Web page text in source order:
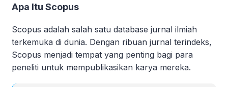
Apa Itu Scopus
Scopus adalah salah satu database jurnal ilmiah
terkemuka di dunia. Dengan ribuan jurnal terindeks,
Scopus menjadi tempat yang penting bagi para
peneliti untuk mempublikasikan karya mereka.